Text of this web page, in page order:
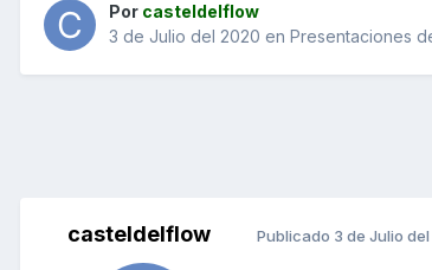
Por casteldelflow
3 de Julio del 2020 en Presentaciones
casteldelflow Publicado 3 de Julio